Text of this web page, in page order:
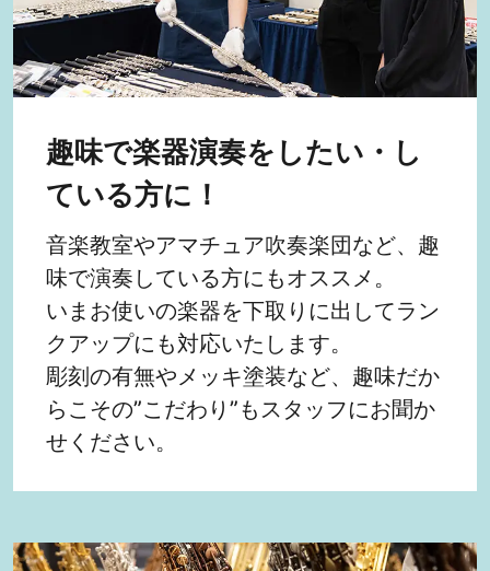
趣味で楽器演奏をしたい・し
ている方に！
音楽教室やアマチュア吹奏楽団など、趣
味で演奏している方にもオススメ。
いまお使いの楽器を下取りに出してラン
クアップにも対応いたします。
彫刻の有無やメッキ塗装など、趣味だか
らこその”こだわり”もスタッフにお聞か
せください。